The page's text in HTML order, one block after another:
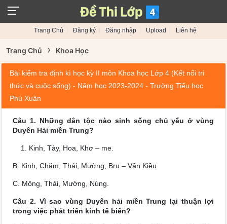
Trang Chủ Đăng ký Đăng nhập Upload Liên hệ
Trang Chủ › Khoa Học
Bài kiểm tra định kì học kỳ II môn Khoa học Lớp 4 (Kết nối tri
thức và cuộc sống) - Năm học 2023-2024 - Trường Tiểu học
Phú Xuân
Câu 1. Những dân tộc nào sinh sống chủ yếu ở vùng
Duyên Hải miền Trung?
Kinh, Tày, Hoa, Khơ – me.
B. Kinh, Chăm, Thái, Mường, Bru – Vân Kiều.
C. Mông, Thái, Mường, Nùng.
Câu 2. Vì sao vùng Duyên hải miền Trung lại thuận lợi
trong việc phát triển kinh tế biển?